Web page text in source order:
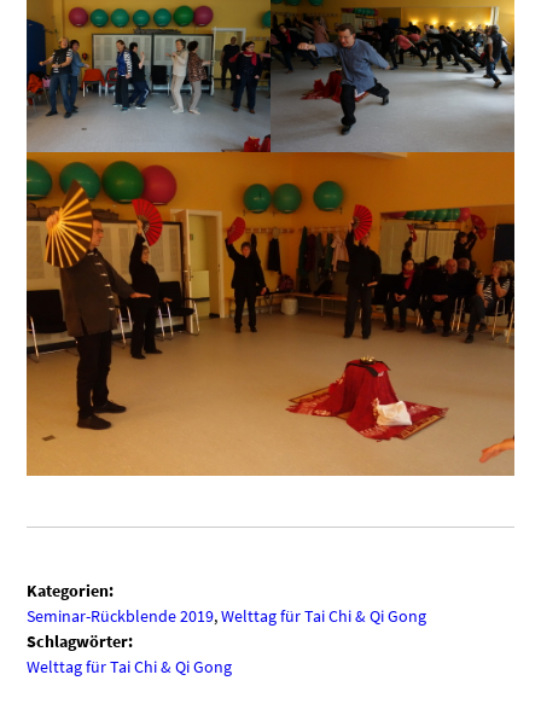
Kategorien:
Seminar-Rückblende 2019,Welttag für Tai Chi & Qi Gong
Schlagwörter:
Welttag für Tai Chi & Qi Gong